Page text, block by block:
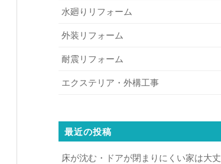
水廻りリフォーム
外装リフォーム
耐震リフォーム
エクステリア・外構工事
最近の投稿
床が沈む・ドアが閉まりにくい家は大丈